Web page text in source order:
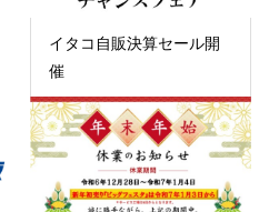
イタコ自販決算セール開
催